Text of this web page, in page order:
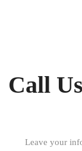
Call
Leave your